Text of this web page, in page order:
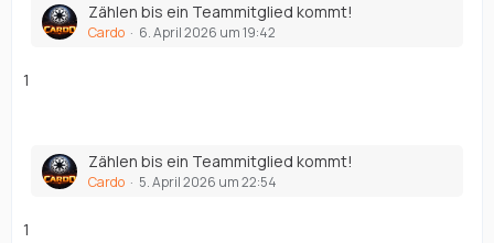
Zählen bis ein Teammitglied kommt!
Cardo 6. April 2026 um 19:42
1
Zählen bis ein Teammitglied kommt!
Cardo 5. April 2026 um 22:54
1